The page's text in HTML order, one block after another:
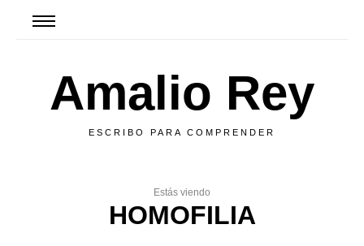
Amalio Rey
ESCRIBO PARA COMPRENDER
Estás viendo
HOMOFILIA